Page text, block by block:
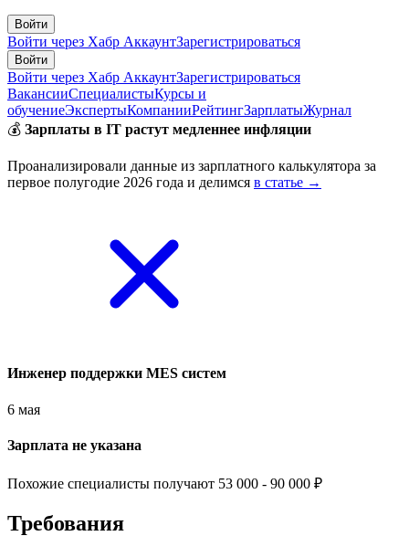
Войти
Войти через Хабр АккаунтЗарегистрироваться
Войти
Войти через Хабр АккаунтЗарегистрироваться
ВакансииСпециалистыКурсы и
обучениеЭкспертыКомпанииРейтингЗарплатыЖурнал
💰 Зарплаты в IT растут медленнее инфляции
Проанализировали данные из зарплатного калькулятора за
первое полугодие 2026 года и делимся в статье →
Инженер поддержки MES систем
6 мая
Зарплата не указана
Похожие специалисты получают 53 000 - 90 000 ₽
Требования